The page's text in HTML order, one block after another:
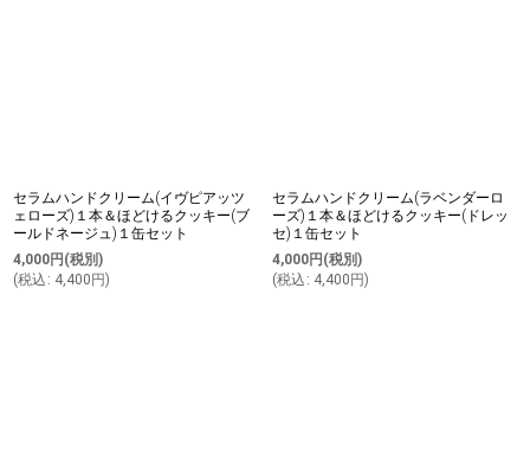
セラムハンドクリーム(イヴピアッツ
ェローズ)１本＆ほどけるクッキー(ブ
ールドネージュ)１缶セット
4,000円 (税別)
(税込 : 4,400 円)
セラムハンドクリーム(ラベンダーロ
ーズ)１本＆ほどけるクッキー(ドレッ
セ)１缶セット
4,000円 (税別)
(税込 : 4,400 円)